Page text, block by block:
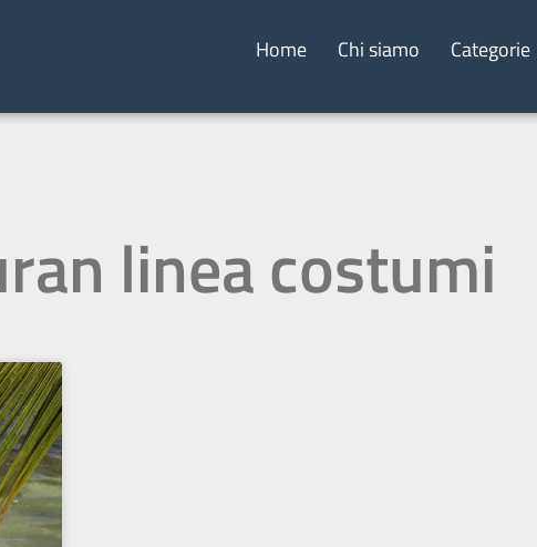
Home Chi siamo Categorie
linea costumi